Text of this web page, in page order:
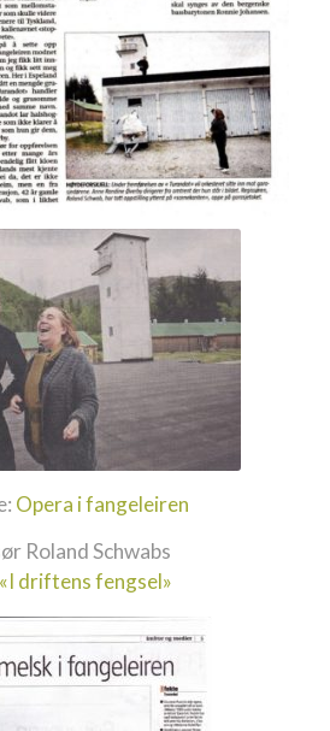
Opera i fangeleiren
Roland Schwabs
«I driftens fengsel»